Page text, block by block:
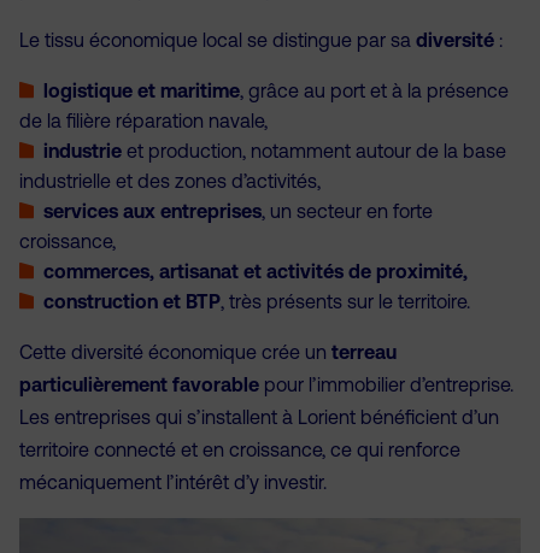
Le tissu économique local se distingue par sa diversité :
logistique et maritime, grâce au port et à la présence
de la filière réparation navale,
industrie et production, notamment autour de la base
industrielle et des zones d’activités,
services aux entreprises, un secteur en forte
croissance,
commerces, artisanat et activités de proximité,
construction et BTP, très présents sur le territoire.
Cette diversité économique crée un terreau
particulièrement favorable pour l’immobilier d’entreprise.
Les entreprises qui s’installent à Lorient bénéficient d’un
territoire connecté et en croissance, ce qui renforce
mécaniquement l’intérêt d’y investir.